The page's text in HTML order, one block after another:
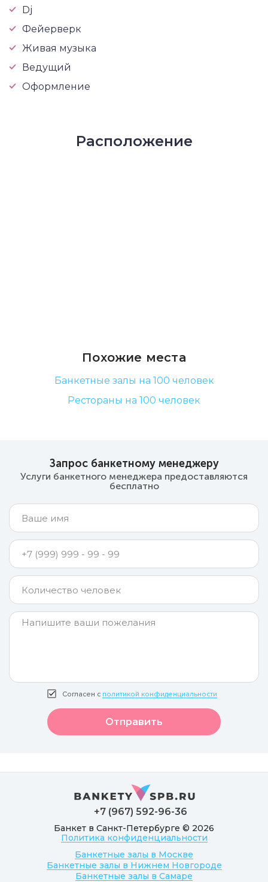
Dj
Фейерверк
Живая музыка
Ведущий
Оформление
Расположение
Похожие места
Банкетные залы на 100 человек
Рестораны на 100 человек
Запрос банкетному менеджеру
Услуги банкетного менеджера предоставляются
бесплатно
Согласен с политикой конфиденциальности
Отправить
Банкет в Санкт-Петербурге © 2026
Политика конфиденциальности
Банкетные залы в Москве
Банкетные залы в Нижнем Новгороде
Банкетные залы в Самаре
+7 (967) 592-96-36